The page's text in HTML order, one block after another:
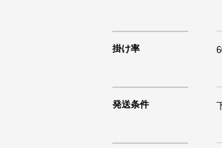
掛け率
発送条件